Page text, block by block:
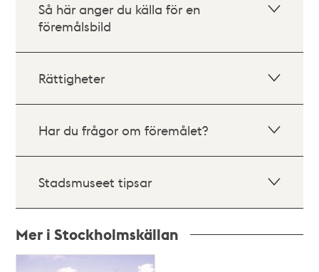
Så här anger du källa för en
föremålsbild
Rättigheter
Har du frågor om föremålet?
Stadsmuseet tipsar
Mer i Stockholmskällan
Relaterade